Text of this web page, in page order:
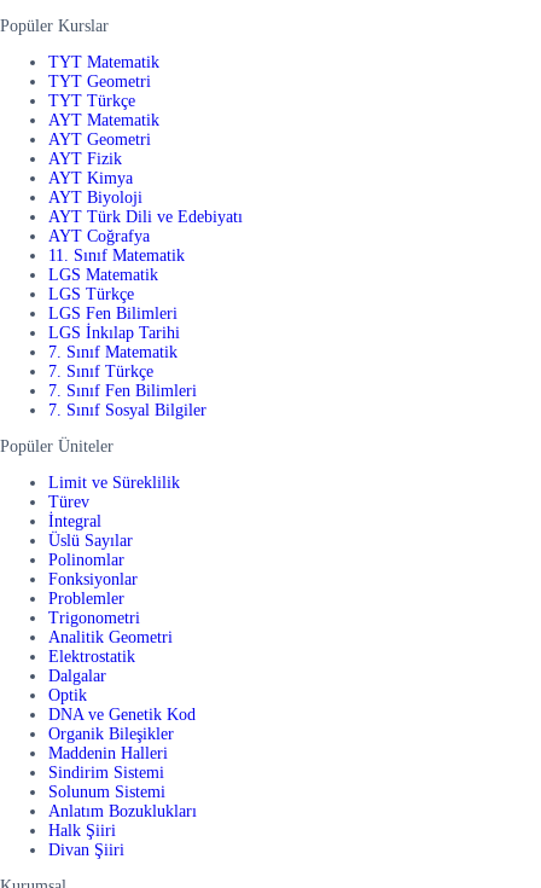
Popüler Kurslar
TYT Matematik
TYT Geometri
TYT Türkçe
AYT Matematik
AYT Geometri
AYT Fizik
AYT Kimya
AYT Biyoloji
AYT Türk Dili ve Edebiyatı
AYT Coğrafya
11. Sınıf Matematik
LGS Matematik
LGS Türkçe
LGS Fen Bilimleri
LGS İnkılap Tarihi
7. Sınıf Matematik
7. Sınıf Türkçe
7. Sınıf Fen Bilimleri
7. Sınıf Sosyal Bilgiler
Popüler Üniteler
Limit ve Süreklilik
Türev
İntegral
Üslü Sayılar
Polinomlar
Fonksiyonlar
Problemler
Trigonometri
Analitik Geometri
Elektrostatik
Dalgalar
Optik
DNA ve Genetik Kod
Organik Bileşikler
Maddenin Halleri
Sindirim Sistemi
Solunum Sistemi
Anlatım Bozuklukları
Halk Şiiri
Divan Şiiri